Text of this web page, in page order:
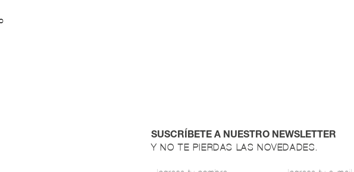
SUSCRÍBETE A NUESTRO NEWSLETTER
Y NO TE PIERDAS LAS NOVEDADES.